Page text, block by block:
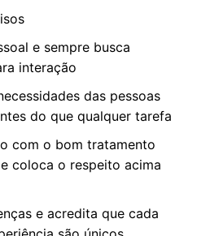
e sempre busca
interação
das pessoas
do que qualquer tarefa
com o bom tratamento
coloca o respeito acima
e acredita que cada